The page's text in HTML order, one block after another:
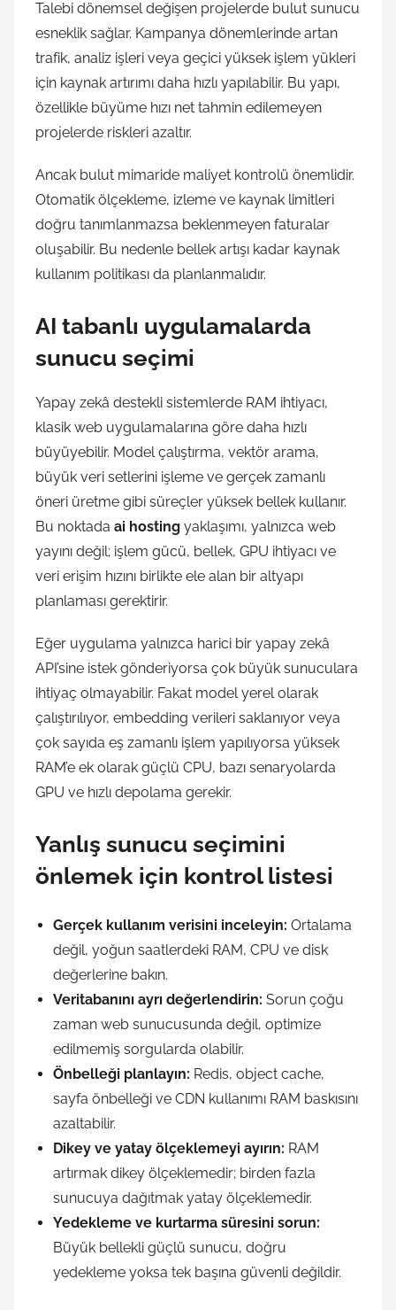
Talebi dönemsel değişen projelerde bulut sunucu
esneklik sağlar. Kampanya dönemlerinde artan
trafik, analiz işleri veya geçici yüksek işlem yükleri
için kaynak artırımı daha hızlı yapılabilir. Bu yapı,
özellikle büyüme hızı net tahmin edilemeyen
projelerde riskleri azaltır.
Ancak bulut mimaride maliyet kontrolü önemlidir.
Otomatik ölçekleme, izleme ve kaynak limitleri
doğru tanımlanmazsa beklenmeyen faturalar
oluşabilir. Bu nedenle bellek artışı kadar kaynak
kullanım politikası da planlanmalıdır.
AI tabanlı uygulamalarda
sunucu seçimi
Yapay zekâ destekli sistemlerde RAM ihtiyacı,
klasik web uygulamalarına göre daha hızlı
büyüyebilir. Model çalıştırma, vektör arama,
büyük veri setlerini işleme ve gerçek zamanlı
öneri üretme gibi süreçler yüksek bellek kullanır.
Bu noktada ai hosting yaklaşımı, yalnızca web
yayını değil; işlem gücü, bellek, GPU ihtiyacı ve
veri erişim hızını birlikte ele alan bir altyapı
planlaması gerektirir.
Eğer uygulama yalnızca harici bir yapay zekâ
API’sine istek gönderiyorsa çok büyük sunuculara
ihtiyaç olmayabilir. Fakat model yerel olarak
çalıştırılıyor, embedding verileri saklanıyor veya
çok sayıda eş zamanlı işlem yapılıyorsa yüksek
RAM’e ek olarak güçlü CPU, bazı senaryolarda
GPU ve hızlı depolama gerekir.
Yanlış sunucu seçimini
önlemek için kontrol listesi
Gerçek kullanım verisini inceleyin: Ortalama
değil, yoğun saatlerdeki RAM, CPU ve disk
değerlerine bakın.
Veritabanını ayrı değerlendirin: Sorun çoğu
zaman web sunucusunda değil, optimize
edilmemiş sorgularda olabilir.
Önbelleği planlayın: Redis, object cache,
sayfa önbelleği ve CDN kullanımı RAM baskısını
azaltabilir.
Dikey ve yatay ölçeklemeyi ayırın: RAM
artırmak dikey ölçeklemedir; birden fazla
sunucuya dağıtmak yatay ölçeklemedir.
Yedekleme ve kurtarma süresini sorun:
Büyük bellekli güçlü sunucu, doğru
yedekleme yoksa tek başına güvenli değildir.